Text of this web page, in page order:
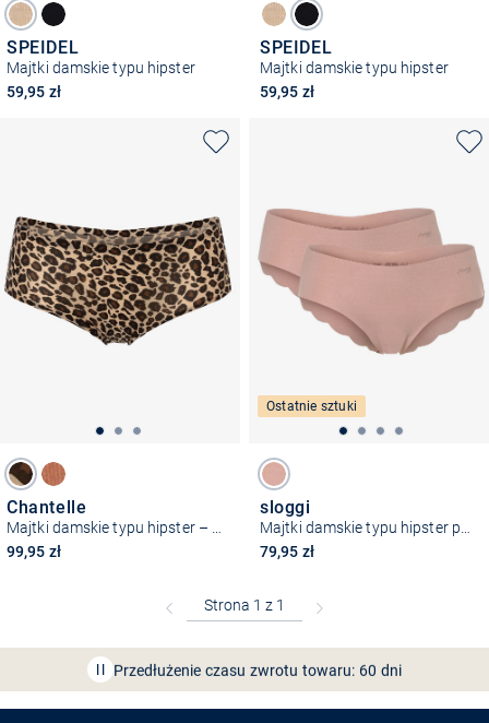
SPEIDEL
Majtki damskie typu hipster
59,95 zł
SPEIDEL
Majtki damskie typu hipster
59,95 zł
Chantelle
99,95 zł
Ostatnie sztuki
sloggi
79,95 zł
Bezpłatna dostawa z Friends
Przedłużenie czasu zwrotu towaru: 60 dni
Odkryj aplikację VANGRAAF